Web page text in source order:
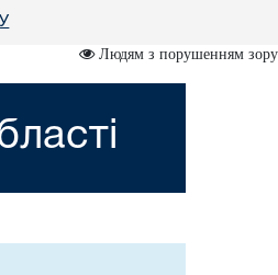
Людям з порушенням зору